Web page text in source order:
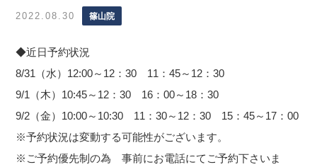
2022.08.30 篠山院
◆近日予約状況
8/31（水）12:00～12：30 11：45～12：30
9/1（木）10:45～12：30 16：00～18：30
9/2（金）10:00～10:30 11：30～12：30 15：45～17：00
※予約状況は変動する可能性がございます。
※ご予約優先制の為 事前にお電話にてご予約下さいま